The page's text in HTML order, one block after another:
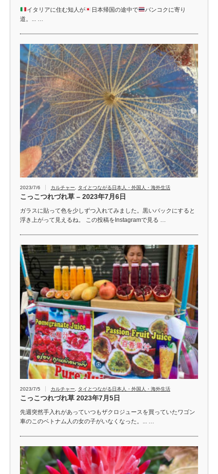
イタリアに住む知人が 日本帰国の途中で
バンコクに寄り
道。... …
2023/7/6 カルチャー タイとつながる日本人・外国人・海外生活
こっこつれづれ草 – 2023年7月6日
ガラスに貼って色を少しずつ入れてみました。黒いバックにすると
浮き上がって見えるね。 この投稿をInstagramで見る …
2023/7/5 カルチャー タイとつながる日本人・外国人・海外生活
こっこつれづれ草 2023年7月5日
先週突然手入れがあっていつもザクロジュースを買っていたワゴン
車のこのベトナム人の女の子がいなくなった。... …